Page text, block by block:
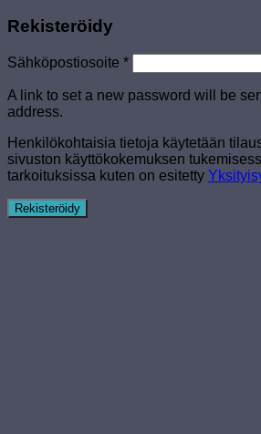
Rekisteröidy
Sähköpostiosoite *
A link to set a new password will be
address.
Henkilökohtaisia tietoja käytetään
sivuston käyttökokemuksen
tarkoituksissa kuten on esitetty
Rekisteröidy